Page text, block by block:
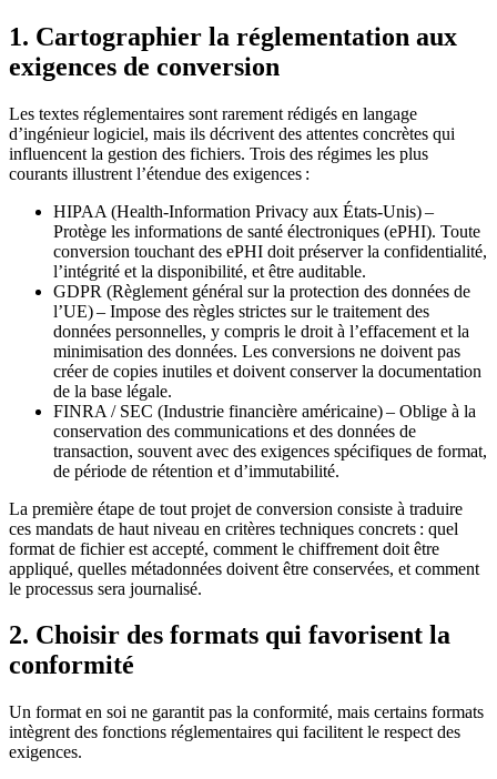
1. Cartographier la réglementation aux
exigences de conversion
Les textes réglementaires sont rarement rédigés en langage
d’ingénieur logiciel, mais ils décrivent des attentes concrètes qui
influencent la gestion des fichiers. Trois des régimes les plus
courants illustrent l’étendue des exigences :
HIPAA (Health‑Information Privacy aux États‑Unis)–
Protège les informations de santé électroniques (ePHI). Toute
conversion touchant des ePHI doit préserver la confidentialité,
l’intégrité et la disponibilité, et être auditable.
GDPR (Règlement général sur la protection des données de
l’UE)– Impose des règles strictes sur le traitement des
données personnelles, y compris le droit à l’effacement et la
minimisation des données. Les conversions ne doivent pas
créer de copies inutiles et doivent conserver la documentation
de la base légale.
FINRA / SEC (Industrie financière américaine)– Oblige à la
conservation des communications et des données de
transaction, souvent avec des exigences spécifiques de format,
de période de rétention et d’immutabilité.
La première étape de tout projet de conversion consiste à traduire
ces mandats de haut niveau en critères techniques concrets : quel
format de fichier est accepté, comment le chiffrement doit être
appliqué, quelles métadonnées doivent être conservées, et comment
le processus sera journalisé.
2. Choisir des formats qui favorisent la
conformité
Un format en soi ne garantit pas la conformité, mais certains formats
intègrent des fonctions réglementaires qui facilitent le respect des
exigences.